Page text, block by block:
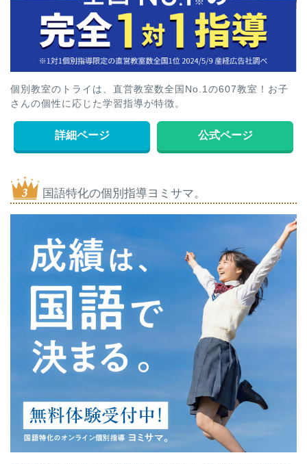
個別教室のトライは、直営教室数全国No.1の607教室！お子
さんの個性に応じた学習指導が特徴。
詳細ページ 公式ページ
国語特化の個別指導ヨミサマ。